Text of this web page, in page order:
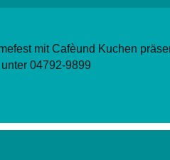
mit Cafèund Kuchen
04792-9899